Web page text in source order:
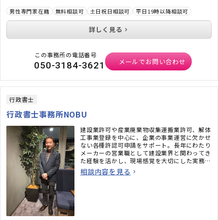
男性専門家在籍 無料相談可 土日祝日相談可 平日19時以降相談可
詳しく見る
この事務所の電話番号
050-3184-3621 メールでお問い合わせ
行政書士
行政書士事務所NOBU
建設業許可や産業廃棄物収集運搬業許可、解体
工事業登録を中心に、企業の事業運営に欠かせ
ない各種許認可申請をサポート。長年にわたり
メーカーの営業職として建設業界と関わってき
た経験を活かし、現場感覚を大切にした実務目
線で、事業の成長に寄り添いながら伴走支援し
ていきます。
相談内容を見る